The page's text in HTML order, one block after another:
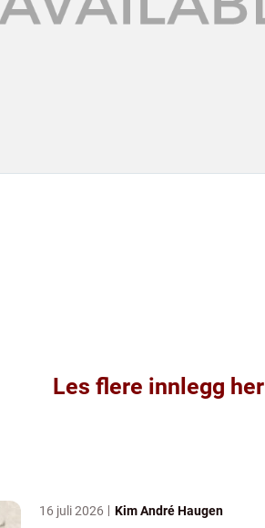
Les flere innlegg her
16 juli 2026 Kim André Haugen